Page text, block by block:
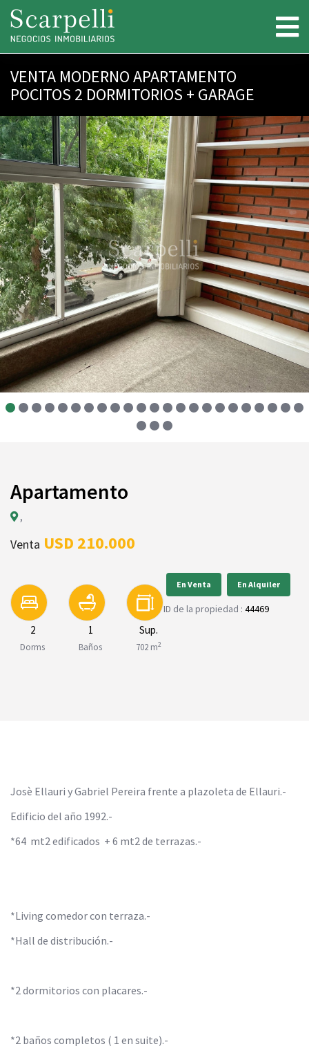
VENTA MODERNO APARTAMENTO
POCITOS 2 DORMITORIOS + GARAGE
Apartamento
,
Venta USD 210.000
2
Dorms
1
Baños
Sup.
702 m2
En Venta En Alquiler
ID de la propiedad : 44469
Josè Ellauri y Gabriel Pereira frente a plazoleta de Ellauri.-
Edificio del año 1992.-
*64 mt2 edificados + 6 mt2 de terrazas.-
*Living comedor con terraza.-
*Hall de distribución.-
*2 dormitorios con placares.-
*2 baños completos ( 1 en suite).-